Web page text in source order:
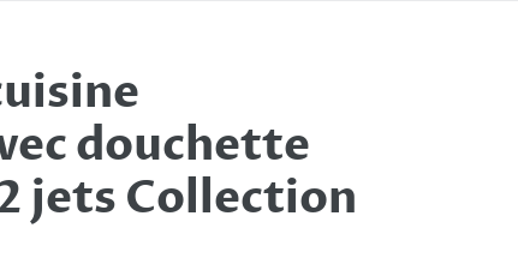
douchette
jets Collection